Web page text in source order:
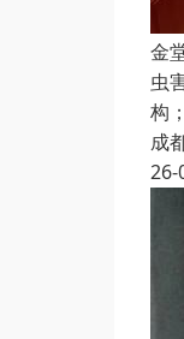
金
虫
构
成
26-